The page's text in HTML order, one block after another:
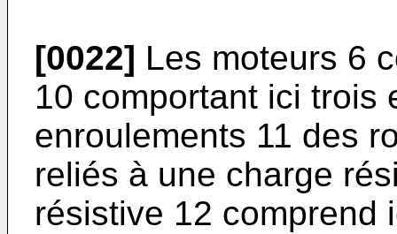
[0022] Les moteurs 6
10 comportant ici trois
enroulements 11 des
reliés à une charge
résistive 12 comprend